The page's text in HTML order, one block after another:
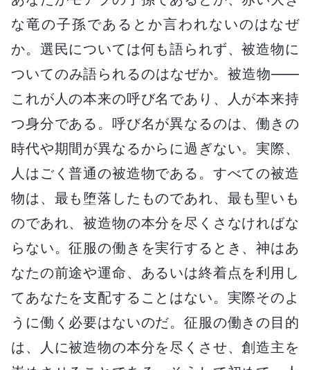
な竜の子孫であるとか言われないのはなぜ
か。選民については何も語られず、被造物に
ついてのみ語られるのはなぜか。被造物――
これが人の本来の呼び名であり、人が本来持
つ身分である。呼び名が異なるのは、働きの
時代や期間が異なるからに過ぎない。実際、
人はごく普通の被造物である。すべての被造
物は、最も堕落したものであれ、最も聖いも
のであれ、被造物の本分を尽くさなければな
らない。征服の働きを実行するとき、神はあ
なたの前途や運命、あるいは終着点を利用し
てあなたを支配することはない。実際そのよ
うに働く必要はないのだ。征服の働きの目的
は、人に被造物の本分を尽くさせ、創造主を